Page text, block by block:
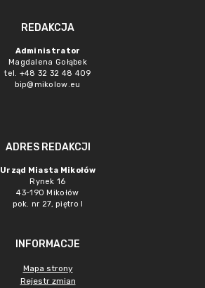
REDAKCJA
Administrator
Magdalena Gołąbek
tel. +48 32 32 48 409
bip@mikolow.eu
ADRES REDAKCJI
Urząd Miasta Mikołów
Rynek 16
43-190 Mikołów
pok. nr 27, piętro I
INFORMACJE
Mapa strony
Rejestr zmian